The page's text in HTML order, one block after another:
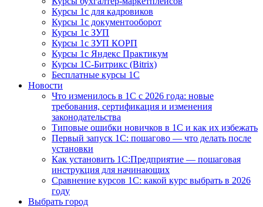
Курсы 1с для кадровиков
Курсы 1с документооборот
Курсы 1с ЗУП
Курсы 1с ЗУП КОРП
Курсы 1с Яндекс Практикум
Курсы 1С-Битрикс (Bitrix)
Бесплатные курсы 1С
Новости
Что изменилось в 1С с 2026 года: новые
требования, сертификация и изменения
законодательства
Типовые ошибки новичков в 1С и как их избежать
Первый запуск 1С: пошагово — что делать после
установки
Как установить 1С:Предприятие — пошаговая
инструкция для начинающих
Сравнение курсов 1С: какой курс выбрать в 2026
году
Выбрать город